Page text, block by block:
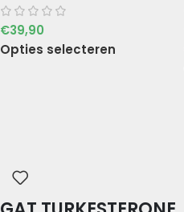
€39,90
Opties selecteren